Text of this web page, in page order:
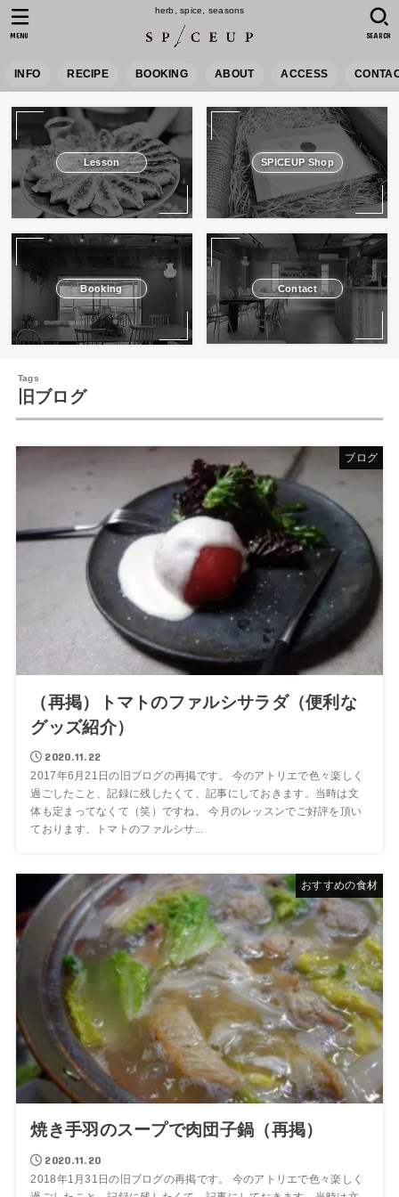
herb, spice, seasons
INFO RECIPE BOOKING ABOUT ACCESS
SEARCH
MENU
Lesson SPICEUP Shop
Booking Contact
旧ブログ
ブログ
（再掲）トマトのファルシサラダ（便利な
グッズ紹介）
2020.11.22
2017年6月21日の旧ブログの再掲です。 今のアトリエで色々楽しく
過ごしたこと、記録に残したくて、記事にしておきます。当時は文
体も定まってなくて（笑）ですね。 今月のレッスンでご好評を頂い
ております、トマトのファルシサ...
おすすめの食材
焼き手羽のスープで肉団子鍋（再掲）
2020.11.20
2018年1月31日の旧ブログの再掲です。 今のアトリエで色々楽しく